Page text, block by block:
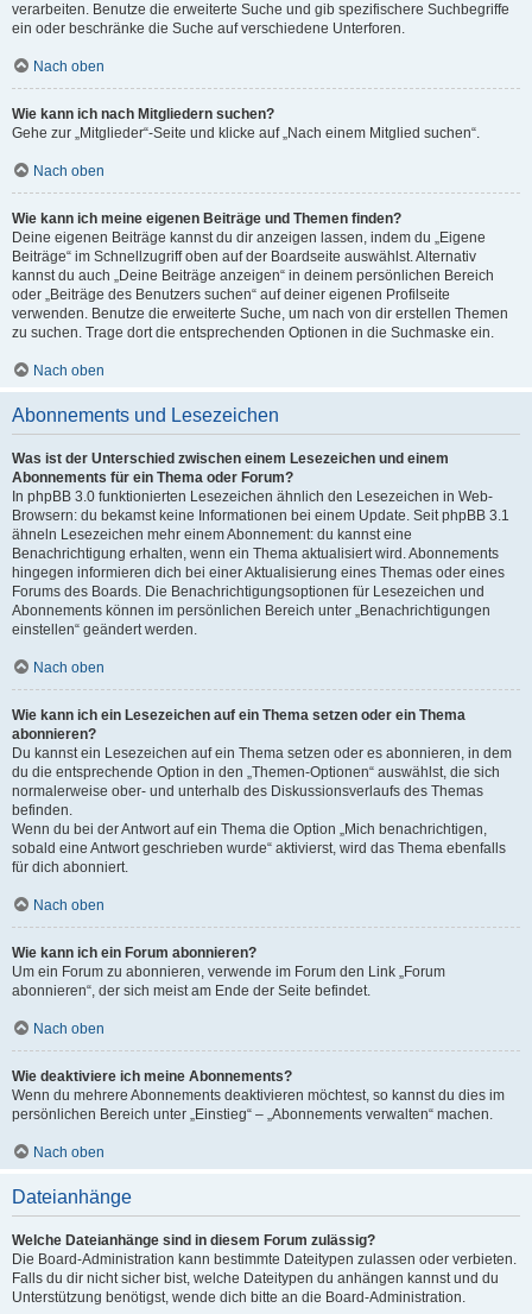
verarbeiten. Benutze die erweiterte Suche und gib spezifischere Suchbegriffe
ein oder beschränke die Suche auf verschiedene Unterforen.
Nach oben
Wie kann ich nach Mitgliedern suchen?
Gehe zur „Mitglieder“-Seite und klicke auf „Nach einem Mitglied suchen“.
Nach oben
Wie kann ich meine eigenen Beiträge und Themen finden?
Deine eigenen Beiträge kannst du dir anzeigen lassen, indem du „Eigene
Beiträge“ im Schnellzugriff oben auf der Boardseite auswählst. Alternativ
kannst du auch „Deine Beiträge anzeigen“ in deinem persönlichen Bereich
oder „Beiträge des Benutzers suchen“ auf deiner eigenen Profilseite
verwenden. Benutze die erweiterte Suche, um nach von dir erstellen Themen
zu suchen. Trage dort die entsprechenden Optionen in die Suchmaske ein.
Nach oben
Abonnements und Lesezeichen
Was ist der Unterschied zwischen einem Lesezeichen und einem
Abonnements für ein Thema oder Forum?
In phpBB 3.0 funktionierten Lesezeichen ähnlich den Lesezeichen in Web-
Browsern: du bekamst keine Informationen bei einem Update. Seit phpBB 3.1
ähneln Lesezeichen mehr einem Abonnement: du kannst eine
Benachrichtigung erhalten, wenn ein Thema aktualisiert wird. Abonnements
hingegen informieren dich bei einer Aktualisierung eines Themas oder eines
Forums des Boards. Die Benachrichtigungsoptionen für Lesezeichen und
Abonnements können im persönlichen Bereich unter „Benachrichtigungen
einstellen“ geändert werden.
Nach oben
Wie kann ich ein Lesezeichen auf ein Thema setzen oder ein Thema
abonnieren?
Du kannst ein Lesezeichen auf ein Thema setzen oder es abonnieren, in dem
du die entsprechende Option in den „Themen-Optionen“ auswählst, die sich
normalerweise ober- und unterhalb des Diskussionsverlaufs des Themas
befinden.
Wenn du bei der Antwort auf ein Thema die Option „Mich benachrichtigen,
sobald eine Antwort geschrieben wurde“ aktivierst, wird das Thema ebenfalls
für dich abonniert.
Nach oben
Wie kann ich ein Forum abonnieren?
Um ein Forum zu abonnieren, verwende im Forum den Link „Forum
abonnieren“, der sich meist am Ende der Seite befindet.
Nach oben
Wie deaktiviere ich meine Abonnements?
Wenn du mehrere Abonnements deaktivieren möchtest, so kannst du dies im
persönlichen Bereich unter „Einstieg“ – „Abonnements verwalten“ machen.
Nach oben
Dateianhänge
Welche Dateianhänge sind in diesem Forum zulässig?
Die Board-Administration kann bestimmte Dateitypen zulassen oder verbieten.
Falls du dir nicht sicher bist, welche Dateitypen du anhängen kannst und du
Unterstützung benötigst, wende dich bitte an die Board-Administration.